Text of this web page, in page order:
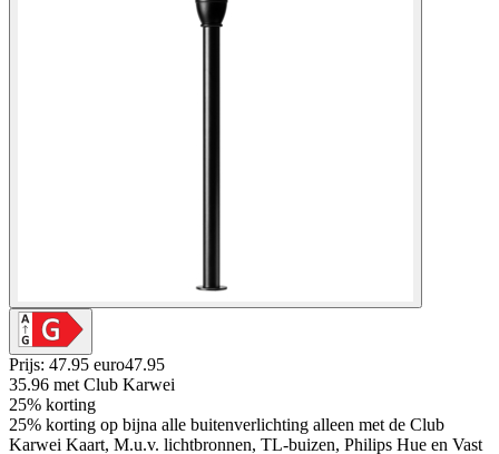
Prijs: 47.95 euro47.95
35.96 met Club Karwei
25% korting
25% korting op bijna alle buitenverlichting alleen met de Club
Karwei Kaart, M.u.v. lichtbronnen, TL-buizen, Philips Hue en Vast